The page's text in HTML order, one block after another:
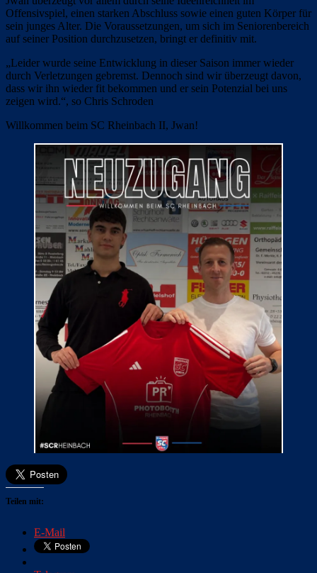
Offensivspiel, einen starken Abschluss sowie einen guten Körper für
sein junges Alter. Die Voraussetzungen, um sich im Seniorenbereich
auf seiner Position durchzusetzen, bringt er definitiv mit.
„Leider wurde seine Entwicklung in dieser Saison immer wieder
durch Verletzungen gebremst. Dennoch sind wir überzeugt davon,
dass wir ihn wieder fit bekommen und er sein Potenzial bei uns
zeigen wird.“, so Chris Schroden
Willkommen beim SC Rheinbach II, Jwan!
Teilen mit:
E-Mail